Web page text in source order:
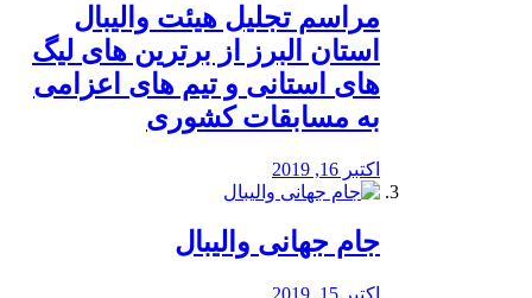
مراسم تجلیل هیئت والیبال
استان البرز از برترین های لیگ
های استانی و تیم های اعزامی
به مسابقات کشوری
اکتبر 16, 2019
جام جهانی والیبال